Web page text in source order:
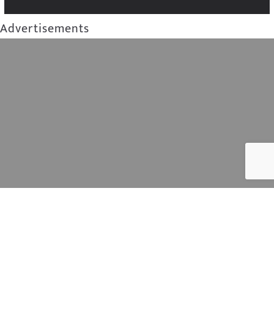
Advertisements